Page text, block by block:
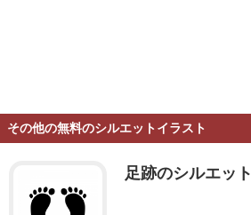
その他の無料のシルエットイラスト
足跡のシルエット